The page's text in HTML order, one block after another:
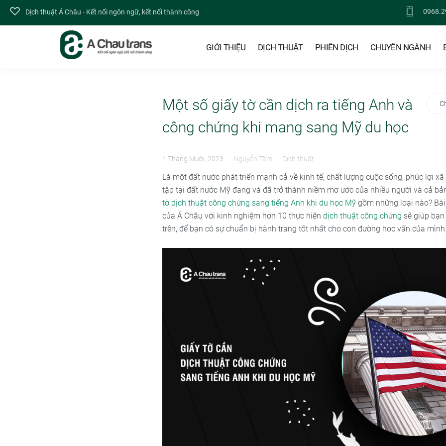
Dịch thuật Á Châu - Kết nối ngôn ngữ, kết nối thành công
GIỚI THIỆU DỊCH THUẬT PHIÊN DỊCH CHUYÊN NGÀNH
Một số giấy tờ cần dịch ra tiếng Anh và
công chứng khi mang sang Mỹ du học
4 Tháng Mười, 2023 Nguyễn Tâm Dịch thuật
Là một đất nước phát triển mạnh cả về kinh tế, chất lượng cuộc sống, phúc lợi
tập tại đất nước Mỹ đang và đã trở thành niềm mơ ước của nhiều người và cả
tờ dịch thuật công chứng sang tiếng Anh khi du học Mỹgồm những loại nào?
của Á Châu với kinh nghiệm hơn 10 thực hiện dịch thuật công chứng sẽ giúp
trên, để bạn có sự chuẩn bị hành trang tốt nhất cho con đường học vấn của